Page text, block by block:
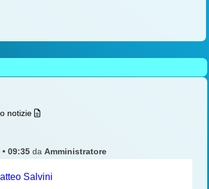
notizie
09:35da Amministratore
Salvini